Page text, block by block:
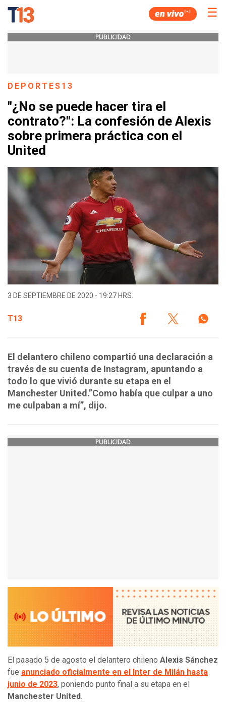
☰
PUBLICIDAD
DEPORTES13
"¿No se puede hacer tira el
contrato?": La confesión de Alexis
sobre primera práctica con el
United
3 DE SEPTIEMBRE DE 2020 - 19:27 HRS.
T13
El delantero chileno compartió una declaración a
través de su cuenta de Instagram, apuntando a
todo lo que vivió durante su etapa en el
Manchester United.”Como había que culpar a uno
me culpaban a mí”, dijo.
PUBLICIDAD
El pasado 5 de agosto el delantero chileno Alexis Sánchez
fue anunciado oficialmente en el Inter de Milán hasta
junio de 2023, poniendo punto final a su etapa en el
Manchester United.